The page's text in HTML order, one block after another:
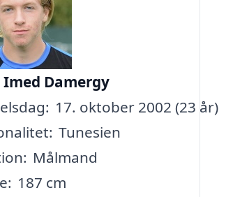
Imed Damergy
17. oktober 2002 (23 år)
Tunesien
Målmand
187 cm